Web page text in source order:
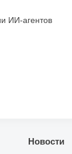
ИИ-агентов
Новости